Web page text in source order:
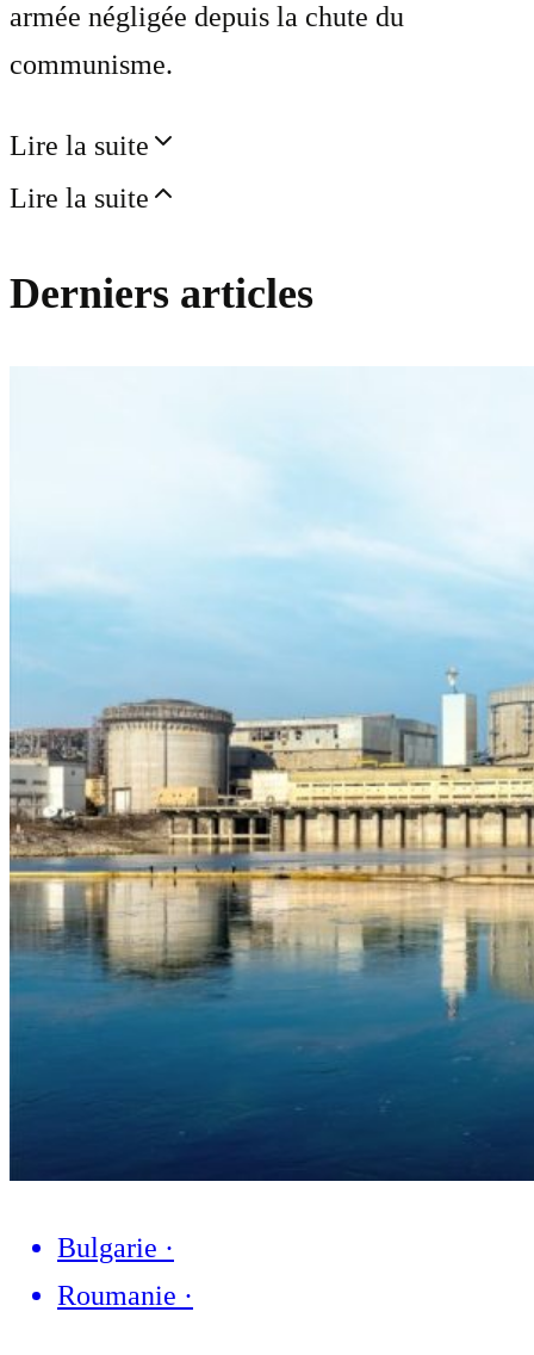
armée négligée depuis la chute du
communisme.
Lire la suite
Lire la suite
Derniers articles
Bulgarie ·
Roumanie ·